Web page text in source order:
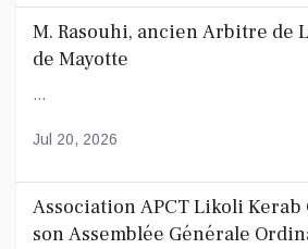
M. Rasouhi, ancien Arbitre de
de Mayotte
...
Jul 20, 2026
Association APCT Likoli
son Assemblée Générale